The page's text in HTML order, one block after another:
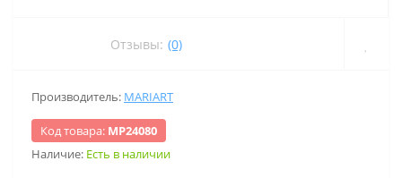
Отзывы: (0)
Производитель: MARIART
Код товара: МР24080
Наличие: Есть в наличии